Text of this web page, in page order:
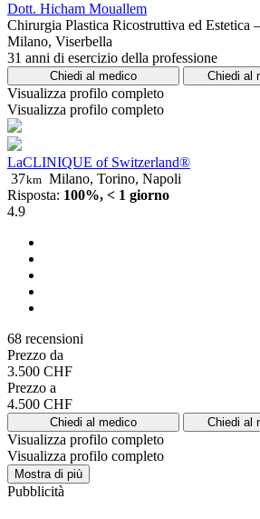
Dott. Hicham Mouallem
Chirurgia Plastica Ricostruttiva ed Estetica –
Milano, Viserbella
31 anni di esercizio della professione
Chiedi al medico Chiedi al
Visualizza profilo completo
Visualizza profilo completo
LaCLINIQUE of Switzerland®
37km Milano, Torino, Napoli
Risposta: 100%, < 1 giorno
4.9
68 recensioni
Prezzo da
3.500 CHF
Prezzo a
4.500 CHF
Chiedi al medico Chiedi al
Visualizza profilo completo
Visualizza profilo completo
Mostra di più
Pubblicità